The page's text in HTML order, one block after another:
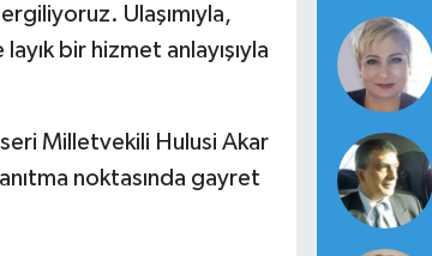
Ulaşımıyla,
bir hizmet anlayışıyla
Milletvekili Hulusi Akar
noktasında gayret